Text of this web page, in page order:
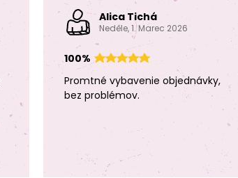
Alica Tichá
Neděle, 1. Marec 2026
100%
Promtné vybavenie objednávky,
bez problémov.